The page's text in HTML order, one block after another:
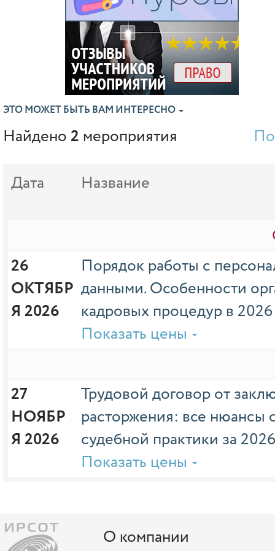
ЭТО МОЖЕТ БЫТЬ ВАМ ИНТЕРЕСНО
Найдено 2 мероприятия
Дата
Название
26
ОКТЯБР
Я 2026
Порядок работы с
данными. Особенности
кадровых процедур в 2026
Показать цены
27
НОЯБР
Я 2026
Трудовой договор от
расторжения: все нюансы
судебной практики за
Показать цены
О компании